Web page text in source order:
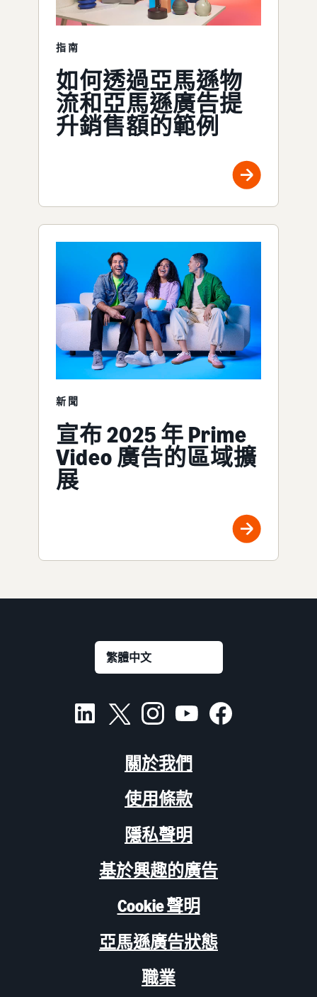
指南
如何透過亞馬遜物
流和亞馬遜廣告提
升銷售額的範例
新聞
宣布 2025 年 Prime
Video 廣告的區域擴
展
關於我們
使用條款
隱私聲明
基於興趣的廣告
Cookie 聲明
亞馬遜廣告狀態
職業